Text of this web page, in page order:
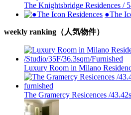
The Knightsbridge Residences /
●The
weekly ranking（人気物件）
Luxury Room in Milano
The Gramercy Resicences /